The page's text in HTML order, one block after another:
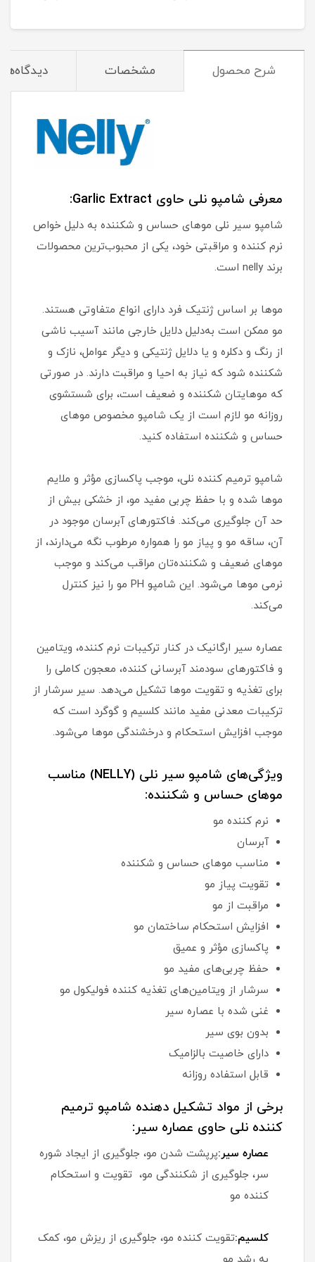
شرح محصول مشخصات دیدگاه‌ها
معرفی شامپو نلی حاوی Garlic Extract:
شامپو سیر نلی موهای حساس و شکننده به دلیل خواص
نرم کننده و مراقبتی خود، یکی از محبوب‌ترین محصولات
برند nelly است.
موها بر اساس ژنتیک فرد دارای انواع متفاوتی هستند.
مو ممکن است به‌دلیل دلایل خارجی مانند آسیب ناشی
از رنگ و دکلره و یا دلایل ژنتیکی و دیگر عوامل، نازک و
شکننده شود که نیاز به احیا و مراقبت دارند. در صورتی
که موهایتان شکننده و ضعیف است، برای شستشوی
روزانه مو لازم است از یک شامپو مخصوص موهای
حساس و شکننده استفاده کنید.
شامپو ترمیم کننده نلی، موجب پاکسازی مؤثر و ملایم
موها شده و با حفظ چربی مفید مو، از خشکی بیش از
حد آن جلوگیری می‌کند. فاکتورهای آبرسان موجود در
آن، ساقه مو و پیاز مو را همواره مرطوب نگه می‌دارند، از
موهای ضعیف و شکننده‌تان مراقب می‌کند و موجب
نرمی موها می‌شود. این شامپو PH مو را نیز کنترل
می‌کند.
عصاره سیر ارگانیک در کنار ترکیبات نرم کننده، ویتامین
و فاکتورهای سودمند آبرسانی کننده، معجون کاملی را
برای تغذیه و تقویت موها تشکیل می‌دهد. سیر سرشار از
ترکیبات معدنی مفید مانند کلسیم و گوگرد است که
موجب افزایش استحکام و درخشندگی موها می‌شود.
ویژگی‌های شامپو سیر نلی (NELLY) مناسب
موهای حساس و شکننده:
نرم کننده مو
آبرسان
مناسب موهای حساس و شکننده
تقویت پیاز مو
مراقبت از مو
افزایش استحکام ساختمان مو
پاکسازی مؤثر و عمیق
حفظ چربی‌های مفید مو
سرشار از ویتامین‌های تغذیه کننده فولیکول مو
غنی شده با عصاره سیر
بدون بوی سیر
دارای خاصیت بالزامیک
قابل استفاده روزانه
برخی از مواد تشکیل دهنده شامپو ترمیم
کننده نلی حاوی عصاره سیر:
عصاره سیر:پرپشت شدن مو، جلوگیری از ایجاد شوره
سر، جلوگیری از شکنندگی مو، تقویت و استحکام
کننده مو
کلسیم:تقویت کننده مو، جلوگیری از ریزش مو، کمک